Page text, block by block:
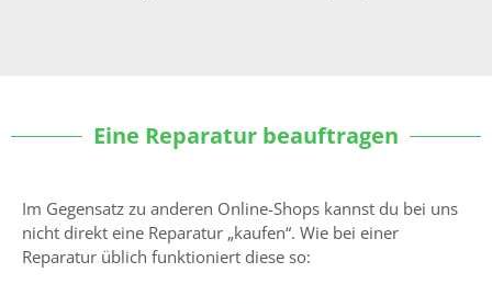
Eine Reparatur beauftragen
Im Gegensatz zu anderen Online-Shops kannst du bei uns
nicht direkt eine Reparatur „kaufen“. Wie bei einer
Reparatur üblich funktioniert diese so: